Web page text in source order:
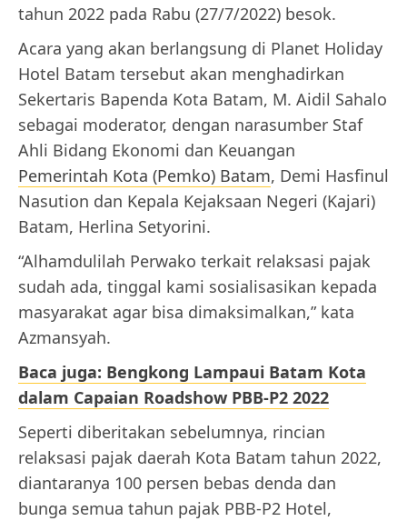
tahun 2022 pada Rabu (27/7/2022) besok.
Acara yang akan berlangsung di Planet Holiday
Hotel Batam tersebut akan menghadirkan
Sekertaris Bapenda Kota Batam, M. Aidil Sahalo
sebagai moderator, dengan narasumber Staf
Ahli Bidang Ekonomi dan Keuangan
Pemerintah Kota (Pemko) Batam, Demi Hasfinul
Nasution dan Kepala Kejaksaan Negeri (Kajari)
Batam, Herlina Setyorini.
“Alhamdulilah Perwako terkait relaksasi pajak
sudah ada, tinggal kami sosialisasikan kepada
masyarakat agar bisa dimaksimalkan,” kata
Azmansyah.
Baca juga: Bengkong Lampaui Batam Kota
dalam Capaian Roadshow PBB-P2 2022
Seperti diberitakan sebelumnya, rincian
relaksasi pajak daerah Kota Batam tahun 2022,
diantaranya 100 persen bebas denda dan
bunga semua tahun pajak PBB-P2 Hotel,